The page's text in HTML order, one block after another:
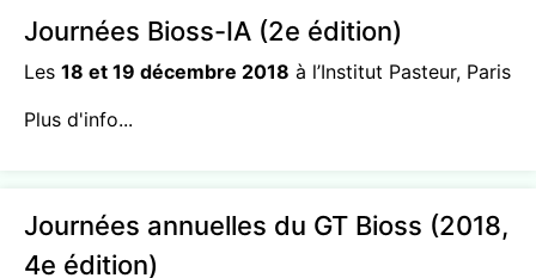
Journées Bioss-IA (2e édition)
Les 18 et 19 décembre 2018 à l’Institut Pasteur, Paris
Plus d'info...
Journées annuelles du GT Bioss (2018,
4e édition)